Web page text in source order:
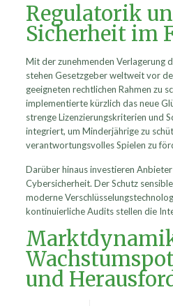
Regulatorik
Sicherheit im
Mit der zunehmenden Verlagerung
stehen Gesetzgeber weltweit vor
geeigneten rechtlichen Rahmen zu
implementierte kürzlich das neue
strenge Lizenzierungskriterien und
integriert, um Minderjährige zu
verantwortungsvolles Spielen zu
Darüber hinaus investieren
Cybersicherheit. Der Schutz
moderne
kontinuierliche Audits stellen die
und